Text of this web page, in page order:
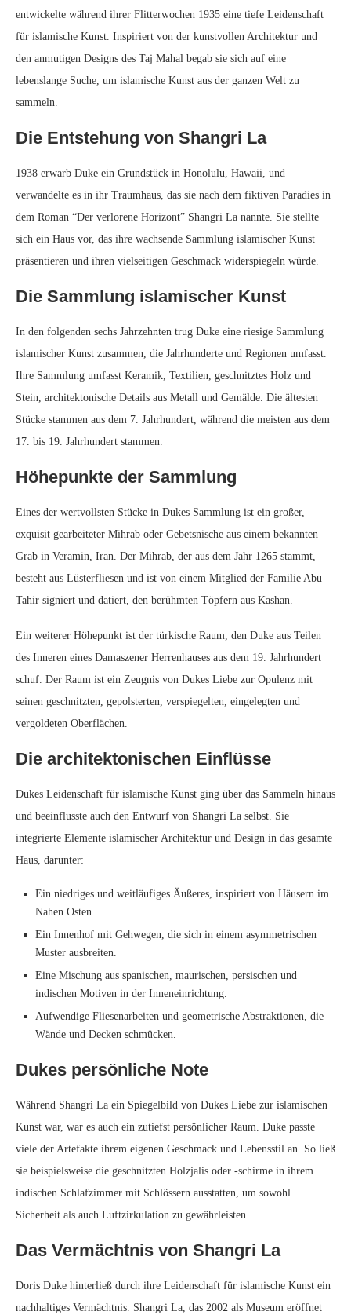
entwickelte während ihrer Flitterwochen 1935 eine tiefe Leidenschaft
für islamische Kunst. Inspiriert von der kunstvollen Architektur und
den anmutigen Designs des Taj Mahal begab sie sich auf eine
lebenslange Suche, um islamische Kunst aus der ganzen Welt zu
sammeln.
Die Entstehung von Shangri La
1938 erwarb Duke ein Grundstück in Honolulu, Hawaii, und
verwandelte es in ihr Traumhaus, das sie nach dem fiktiven Paradies in
dem Roman “Der verlorene Horizont” Shangri La nannte. Sie stellte
sich ein Haus vor, das ihre wachsende Sammlung islamischer Kunst
präsentieren und ihren vielseitigen Geschmack widerspiegeln würde.
Die Sammlung islamischer Kunst
In den folgenden sechs Jahrzehnten trug Duke eine riesige Sammlung
islamischer Kunst zusammen, die Jahrhunderte und Regionen umfasst.
Ihre Sammlung umfasst Keramik, Textilien, geschnitztes Holz und
Stein, architektonische Details aus Metall und Gemälde. Die ältesten
Stücke stammen aus dem 7. Jahrhundert, während die meisten aus dem
17. bis 19. Jahrhundert stammen.
Höhepunkte der Sammlung
Eines der wertvollsten Stücke in Dukes Sammlung ist ein großer,
exquisit gearbeiteter Mihrab oder Gebetsnische aus einem bekannten
Grab in Veramin, Iran. Der Mihrab, der aus dem Jahr 1265 stammt,
besteht aus Lüsterfliesen und ist von einem Mitglied der Familie Abu
Tahir signiert und datiert, den berühmten Töpfern aus Kashan.
Ein weiterer Höhepunkt ist der türkische Raum, den Duke aus Teilen
des Inneren eines Damaszener Herrenhauses aus dem 19. Jahrhundert
schuf. Der Raum ist ein Zeugnis von Dukes Liebe zur Opulenz mit
seinen geschnitzten, gepolsterten, verspiegelten, eingelegten und
vergoldeten Oberflächen.
Die architektonischen Einflüsse
Dukes Leidenschaft für islamische Kunst ging über das Sammeln hinaus
und beeinflusste auch den Entwurf von Shangri La selbst. Sie
integrierte Elemente islamischer Architektur und Design in das gesamte
Haus, darunter:
Ein niedriges und weitläufiges Äußeres, inspiriert von Häusern im
Nahen Osten.
Ein Innenhof mit Gehwegen, die sich in einem asymmetrischen
Muster ausbreiten.
Eine Mischung aus spanischen, maurischen, persischen und
indischen Motiven in der Inneneinrichtung.
Aufwendige Fliesenarbeiten und geometrische Abstraktionen, die
Wände und Decken schmücken.
Dukes persönliche Note
Während Shangri La ein Spiegelbild von Dukes Liebe zur islamischen
Kunst war, war es auch ein zutiefst persönlicher Raum. Duke passte
viele der Artefakte ihrem eigenen Geschmack und Lebensstil an. So ließ
sie beispielsweise die geschnitzten Holzjalis oder -schirme in ihrem
indischen Schlafzimmer mit Schlössern ausstatten, um sowohl
Sicherheit als auch Luftzirkulation zu gewährleisten.
Das Vermächtnis von Shangri La
Doris Duke hinterließ durch ihre Leidenschaft für islamische Kunst ein
nachhaltiges Vermächtnis. Shangri La, das 2002 als Museum eröffnet